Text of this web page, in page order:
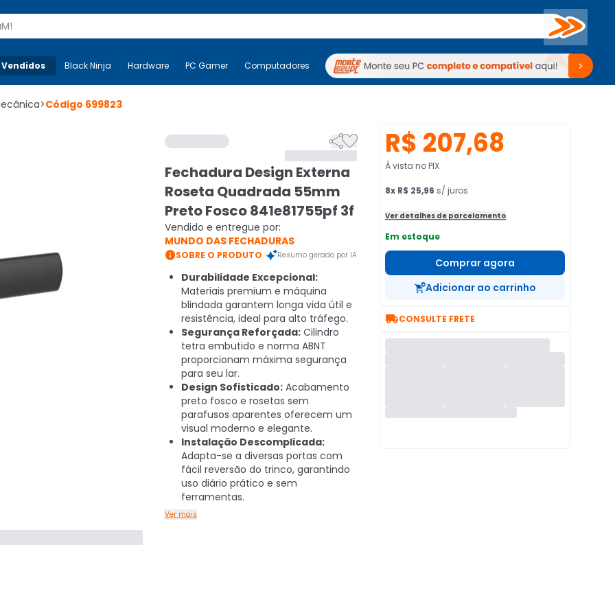
Buscar
Mais-v- Black Ninja Hardware PC Gamer Computadores Periféricos TV Venda no KaBuM!
Black Ninja Hardware PC Gamer Computadores Periféricos TV Venda no KaBuM!
>Código 699823

Fechadura Design Externa
Roseta Quadrada 55mm
Preto Fosco 841e81755pf 3f
Vendido e entregue por:
MUNDO DAS FECHADURAS
SOBRE O PRODUTO Resumo gerado por IA
Durabilidade Excepcional:
Materiais premium e máquina
blindada garantem longa vida útil e
resistência, ideal para alto tráfego.
Segurança Reforçada: Cilindro
tetra embutido e norma ABNT
proporcionam máxima segurança
para seu lar.
Design Sofisticado: Acabamento
preto fosco e rosetas sem
parafusos aparentes oferecem um
visual moderno e elegante.
Instalação Descomplicada:
Adapta-se a diversas portas com
fácil reversão do trinco, garantindo
uso diário prático e sem
ferramentas.
Ver mais
R$ 207,68
À vista no PIX
8x R$ 25,96 s/ juros
Ver detalhes de parcelamento
Em estoque
Comprar agora
Adicionar ao carrinho
CONSULTE FRETE